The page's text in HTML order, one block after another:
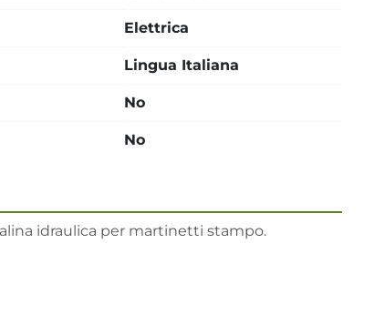
idraulica per martinetti stampo.
Elettrica
Lingua Italiana
No
No